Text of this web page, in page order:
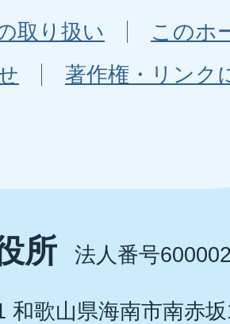
取り扱い
このホ
著作権・リンク
所 法人番号
和歌山県海南市南赤